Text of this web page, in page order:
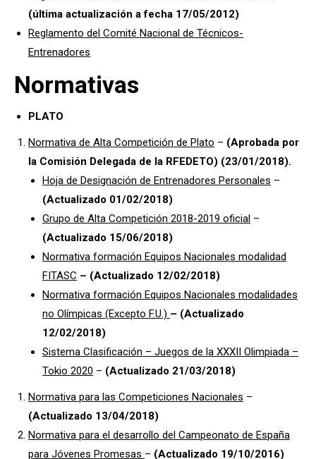
(última actualización a fecha 17/05/2012)
Reglamento del Comité Nacional de Técnicos-
Entrenadores
Normativas
PLATO
Normativa de Alta Competición de Plato – (Aprobada por
la Comisión Delegada de la RFEDETO) (23/01/2018).
Hoja de Designación de Entrenadores Personales –
(Actualizado 01/02/2018)
Grupo de Alta Competición 2018-2019 oficial –
(Actualizado 15/06/2018)
Normativa formación Equipos Nacionales modalidad
FITASC – (Actualizado 12/02/2018)
Normativa formación Equipos Nacionales modalidades
no Olímpicas (Excepto F.U.) – (Actualizado
12/02/2018)
Sistema Clasificación – Juegos de la XXXII Olimpiada –
Tokio 2020 – (Actualizado 21/03/2018)
Normativa para las Competiciones Nacionales –
(Actualizado 13/04/2018)
Normativa para el desarrollo del Campeonato de España
para Jóvenes Promesas – (Actualizado 19/10/2016)